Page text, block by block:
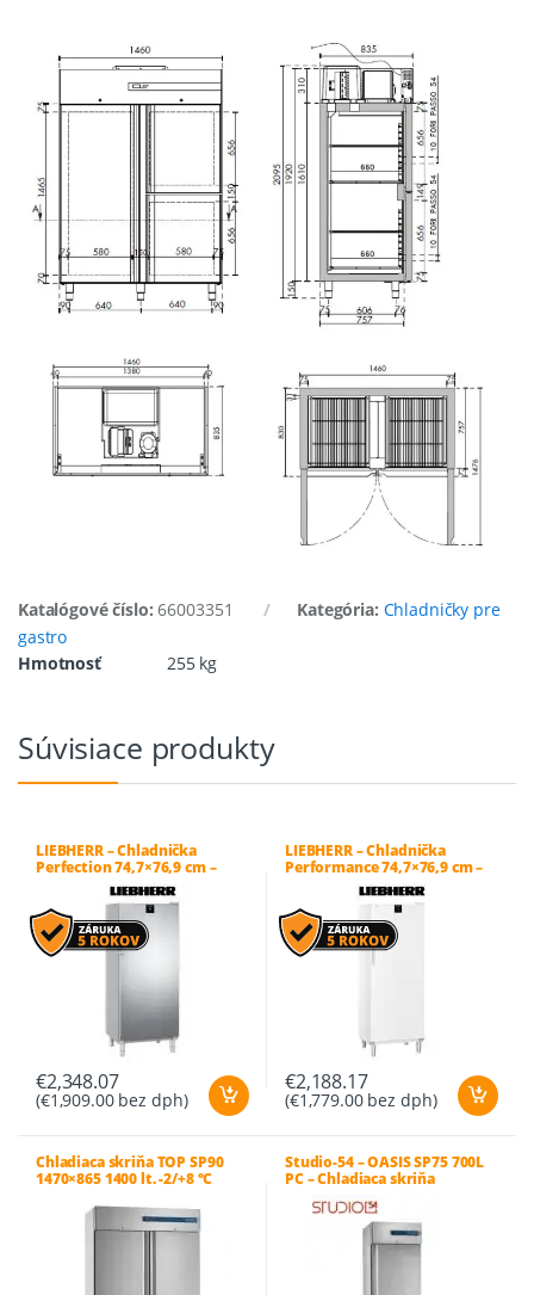
Katalógové číslo:66003351 Kategória: Chladničky pre
gastro
Hmotnosť
255 kg
Súvisiace produkty
LIEBHERR – Chladnička
Perfection 74,7×76,9 cm –
FRFCvg 5501
€2,348.07
(€1,909.00bez dph)
LIEBHERR – Chladnička
Performance 74,7×76,9 cm –
FRFvg 6501
€2,188.17
(€1,779.00bez dph)
Chladiaca skriňa TOP SP90
1470×865 1400 lt. -2/+8 °C
Studio-54 – OASIS SP75 700L
PC – Chladiaca skriňa
presklená